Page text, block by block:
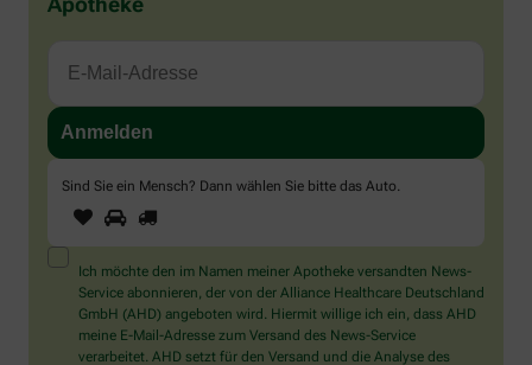
Sind Sie ein Mensch? Dann wählen Sie bitte das Auto.
Sind
Sie
ein
Mensch?
Dann
wählen
Sie
bitte
1 2
Ich möchte den im Namen meiner Apotheke versandten News-
Service abonnieren, der von der Alliance Healthcare Deutschland
GmbH (AHD) angeboten wird. Hiermit willige ich ein, dass AHD
meine E-Mail-Adresse zum Versand des News-Service
verarbeitet. AHD setzt für den Versand und die Analyse des